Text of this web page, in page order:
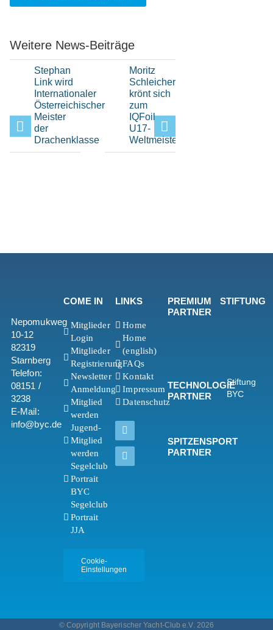
Weitere News-Beiträge
Stephan
Link wird
Internationaler
Österreichischer
Meister
der
Drachenklasse
Moritz
Schleicher
krönt sich
zum
IQFoil
U17-
Weltmeister
Nepomukweg
10-12
82319
Starnberg
Telefon:
08151 /
3238
E-Mail:
info@byc.de
COME IN
Mitglieder
Login
Mitglieder
Registrierung
Newsletter
Anmeldung
Mitglied
werden
Jugend-
Mitglied
werden
Segelclub
Portrait
BYC
Segelclub
Portrait
JJA
Cookie-
Einstellungen
LINKS
Home
Home
(english)
FAQs
Kontakt
Impressum
Datenschutz
PREMIUM
PARTNER
TECHNOLOGIE
PARTNER
SPITZENSPORT
PARTNER
STIFTUNG
Stiftung
BYC
© Copyright Bayerischer Yacht-Club e.V. 2026